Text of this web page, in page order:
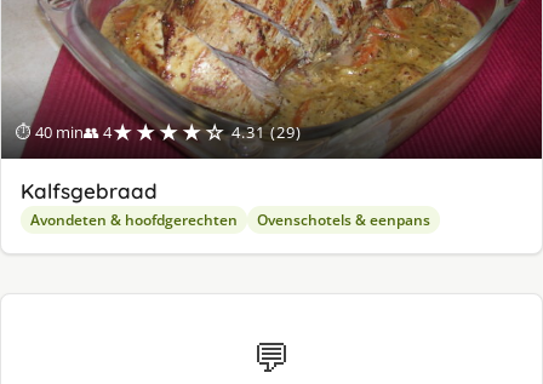
⏱ 40 min👥 4★★★★☆ 4.31 (29)
Kalfsgebraad
Avondeten & hoofdgerechten Ovenschotels & eenpans
💬